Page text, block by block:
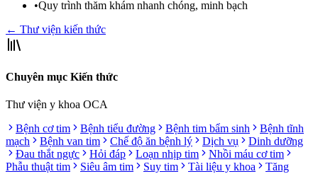
•Quy trình thăm khám nhanh chóng, minh bạch
← Thư viện kiến thức
Chuyên mục Kiến thức
Thư viện y khoa OCA
Bệnh cơ tim
Bệnh tiểu đường Bệnh tim bẩm sinh
Bệnh tĩnh
mạch
Bệnh van tim Chế độ ăn bệnh lý Dịch vụ
Dinh dưỡng
Đau thắt ngực
Hỏi đáp Loạn nhịp tim
Nhồi máu cơ tim
Phẫu thuật tim
Siêu âm tim Suy tim Tài liệu y khoa
Tăng